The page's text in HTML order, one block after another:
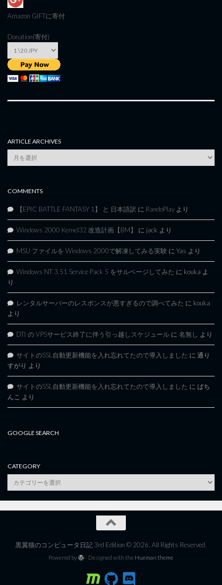
Amazon GIFTに寄付
Donation(寄付)
ARTICLE ARCHIVES
Article
Archives
COMMENTS
【EPIC BATTLE FANTASY 1】 と 日本語訳 に RandoPlay より
Windows 2000 Kernel32 改造計画【BM】 に jack より
MSU ファイルを Windows 2000で解凍してみる実験 に Yas より
Windows NT 3.51 Service Pack 5 をサルベージしてみた に kouka よ
り
レンタルサーバーのレスポンスが悪すぎるので調べてみた に kouka
より
DTI の VPSサービス終了に伴う引っ越しスケジュール に 名無し より
サイトのSSL自動更新機能を入れ忘れてたので導入しました に 通り
すがり より
サイトのSSL自動更新機能を入れ忘れてたので導入しました に ぱち
んこ より
GOOGLE SEARCH
CATEGORY
category
黒翼猫のコンピュータ日記 3rd Edition © 2026. All Rights Reserved.
Powered by - Designed with the Hueman theme